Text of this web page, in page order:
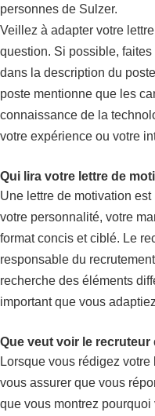
personnes de Sulzer.
Veillez à adapter votre
question. Si possible,
dans la description du
poste mentionne que les
connaissance de la
votre expérience ou votre
Qui lira votre lettre de
Une lettre de motivation
votre personnalité, votre
format concis et ciblé. Le
responsable du
recherche des éléments
important que vous
Que veut voir le
Lorsque vous rédigez
vous assurer que vous
que vous montrez